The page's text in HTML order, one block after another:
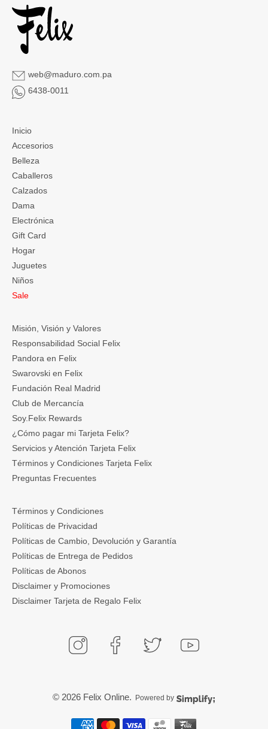
web@maduro.com.pa
6438-0011
Inicio
Accesorios
Belleza
Caballeros
Calzados
Dama
Electrónica
Gift Card
Hogar
Juguetes
Niños
Sale
Misión, Visión y Valores
Responsabilidad Social Felix
Pandora en Felix
Swarovski en Felix
Fundación Real Madrid
Club de Mercancía
Soy.Felix Rewards
¿Cómo pagar mi Tarjeta Felix?
Servicios y Atención Tarjeta Felix
Términos y Condiciones Tarjeta Felix
Preguntas Frecuentes
Términos y Condiciones
Políticas de Privacidad
Políticas de Cambio, Devolución y Garantía
Políticas de Entrega de Pedidos
Políticas de Abonos
Disclaimer y Promociones
Disclaimer Tarjeta de Regalo Felix
© 2026 Felix Online. Powered by